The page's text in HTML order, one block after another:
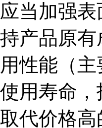
加强表
产品原
性能（
用寿命
代价格